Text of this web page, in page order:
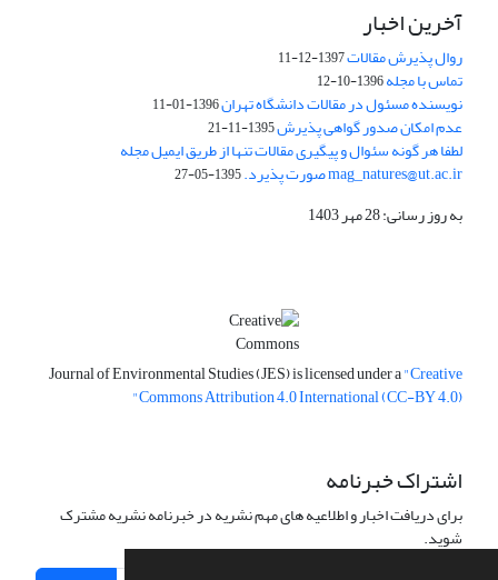
آخرین اخبار
روال پذیرش مقالات1397-12-11
تماس با مجله1396-10-12
نویسنده مسئول در مقالات دانشگاه تهران1396-01-11
عدم امکان صدور گواهی پذیرش1395-11-21
لطفا هر گونه سئوال و پیگیری مقالات تنها از طریق ایمیل مجله
mag_natures@ut.ac.ir صورت پذیرد. 1395-05-27
به روز رسانی: 28 مهر 1403
Journal of Environmental Studies (JES) is licensed under a"Creative
Commons Attribution 4.0 International (CC-BY 4.0)"
اشتراک خبرنامه
برای دریافت اخبار و اطلاعیه های مهم نشریه در خبرنامه نشریه مشترک
شوید.